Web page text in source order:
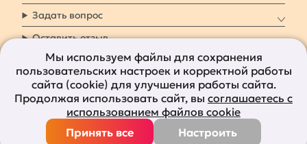
Задать вопрос
Оставить отзыв
8 800 7009 161 Заказать звонок
Наши социальные
сети
Мы используем файлы для сохранения
пользовательских настроек и корректной работы
сайта (cookie) для улучшения работы сайта.
Продолжая использовать сайт, вы соглашаетесь с
использованием файлов cookie
Принять все
Настроить